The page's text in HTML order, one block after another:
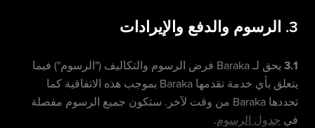
3. الرسوم والدفع والإيرادات
3.1
يحق لـ Baraka فرض الرسوم والتكاليف ("الرسوم") فيما
يتعلق بأي خدمة تقدمها Baraka بموجب هذه الاتفاقية كما
تحددها Baraka من وقت لآخر. ستكون جميع الرسوم مفصلة
في جدول الرسوم.